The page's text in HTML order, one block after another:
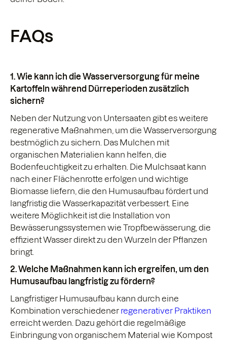
FAQs
1. Wie kann ich die Wasserversorgung für meine
Kartoffeln während Dürreperioden zusätzlich
sichern?
Neben der Nutzung von Untersaaten gibt es weitere
regenerative Maßnahmen, um die Wasserversorgung
bestmöglich zu sichern. Das Mulchen mit
organischen Materialien kann helfen, die
Bodenfeuchtigkeit zu erhalten. Die Mulchsaat kann
nach einer Flächenrotte erfolgen und wichtige
Biomasse liefern, die den Humusaufbau fördert und
langfristig die Wasserkapazität verbessert. Eine
weitere Möglichkeit ist die Installation von
Bewässerungssystemen wie Tropfbewässerung, die
effizient Wasser direkt zu den Wurzeln der Pflanzen
bringt.
2. Welche Maßnahmen kann ich ergreifen, um den
Humusaufbau langfristig zu fördern?
Langfristiger Humusaufbau kann durch eine
Kombination verschiedener regenerativer Praktiken
erreicht werden. Dazu gehört die regelmäßige
Einbringung von organischem Material wie Kompost